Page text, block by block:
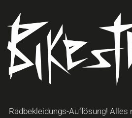
werden
Radbekleidungs-Auflösung!